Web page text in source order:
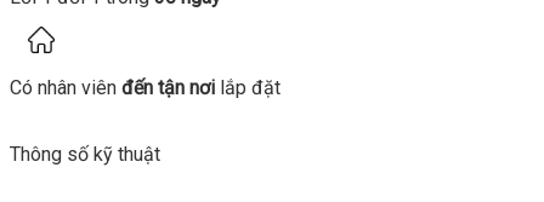
Có nhân viên đến tận nơi lắp đặt
Thông số kỹ thuật